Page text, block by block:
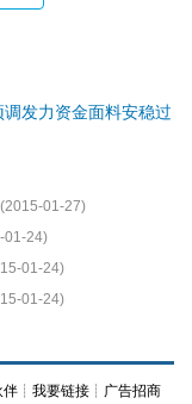
发力资金面料安稳过
(2015-01-27)
01-24)
01-24)
01-24)
伴 ┊ 我要链接 ┊ 广告招商